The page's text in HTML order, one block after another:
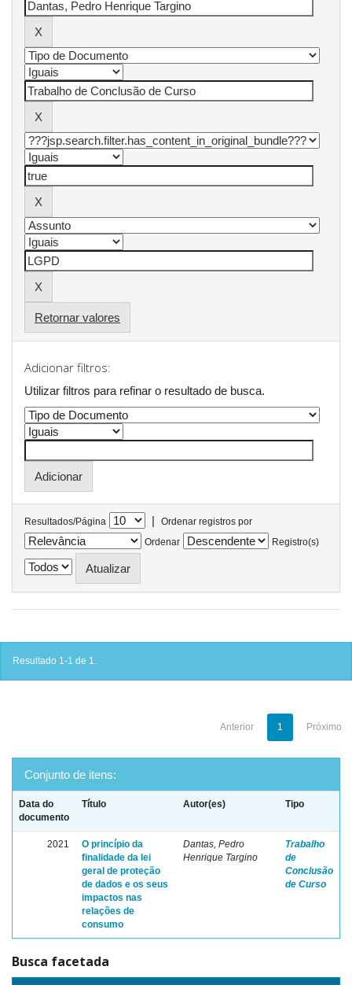
Retornar valores
Adicionar filtros:
Utilizar filtros para refinar o resultado de busca.
Resultados/Página |
Ordenar registros por
Ordenar
Registro(s)
Resultado 1-1 de 1.
Anterior 1 Próximo
Conjunto de itens:
Data do
documento
Título Autor(es) Tipo
2021
O princípio da
finalidade da lei
geral de proteção
de dados e os seus
impactos nas
relações de
consumo
Dantas, Pedro
Henrique Targino
Trabalho
de
Conclusão
de Curso
Busca facetada